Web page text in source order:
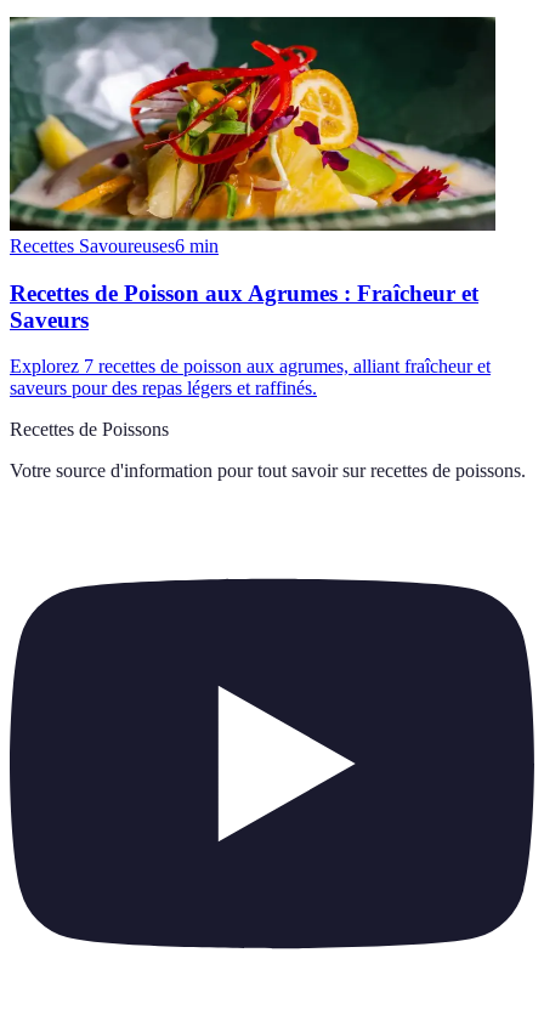
Recettes Savoureuses6 min
Recettes de Poisson aux Agrumes : Fraîcheur et
Saveurs
Explorez 7 recettes de poisson aux agrumes, alliant fraîcheur et
saveurs pour des repas légers et raffinés.
Recettes de Poissons
Votre source d'information pour tout savoir sur recettes de poissons.